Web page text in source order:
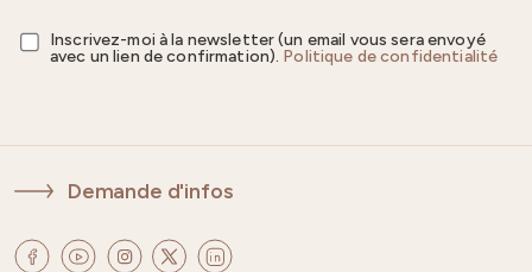
Inscrivez-moi à la newsletter (un email vous sera envoyé
avec un lien de confirmation). Politique de confidentialité
Demande d'infos